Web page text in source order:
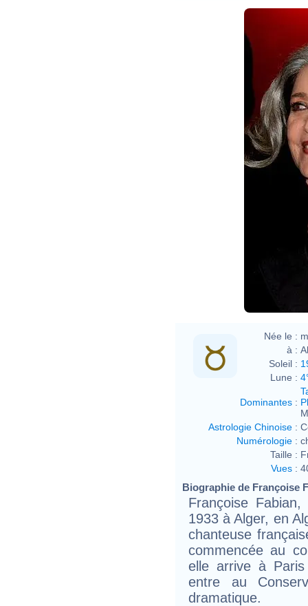
Née le :
à :
Soleil :
Lune :
Dominantes :
Astrologie Chinoise :
Numérologie :
Taille :
Vues :
Biographie de Françoise
Françoise
1933 à Alger, en
chanteuse
commencée au
elle arrive à
entre au
dramatique.